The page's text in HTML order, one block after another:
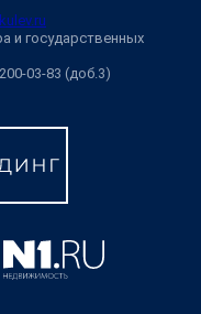
и государственных
03-83 (доб.3)